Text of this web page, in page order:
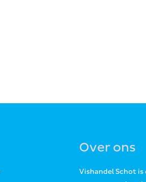
Over ons
Vishandel Schot